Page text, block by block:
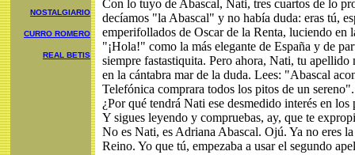
NOSTALGIARIO
CURRO ROMERO
REAL BETIS
Con lo tuyo de Abascal, Nati, tres cuartos de lo
decíamos "la Abascal" y no había duda: eras tú,
emperifollados de Oscar de la Renta, luciendo en
"¡Hola!" como la más elegante de España y de
siempre fastastiquita. Pero ahora, Nati, tu apellido
en la cántabra mar de la duda. Lees: "Abascal
Telefónica comprara todos los pitos de un
¿Por qué tendrá Nati ese desmedido interés en los
Y sigues leyendo y compruebas, ay, que te
No es Nati, es Adriana Abascal. Ojú. Ya no eres
Reino. Yo que tú, empezaba a usar el segundo